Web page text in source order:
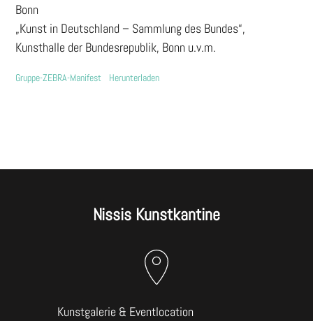
Bonn
„Kunst in Deutschland – Sammlung des Bundes“,
Kunsthalle der Bundesrepublik, Bonn u.v.m.
Gruppe-ZEBRA-Manifest Herunterladen
Nissis Kunstkantine
Kunstgalerie & Eventlocation